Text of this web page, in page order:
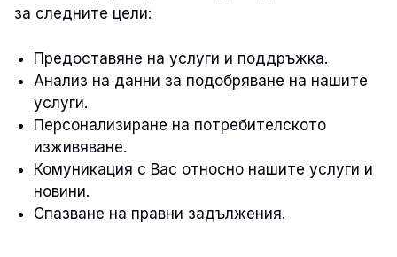
за следните цели:
Предоставяне на услуги и поддръжка.
Анализ на данни за подобряване на нашите
услуги.
Персонализиране на потребителското
изживяване.
Комуникация с Вас относно нашите услуги и
новини.
Спазване на правни задължения.